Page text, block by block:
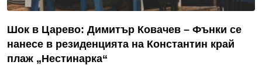
Шок в Царево: Димитър Ковачев – Фънки се
нанесе в резиденцията на Константин край
плаж „Нестинарка“